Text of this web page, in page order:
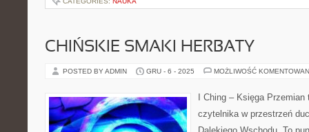
CHIŃSKIE SMAKI HERBATY
POSTED BY ADMIN GRU - 6 - 2025 MOŻLIWOŚĆ
I Ching – Księga
czytelnika w przestrzeń